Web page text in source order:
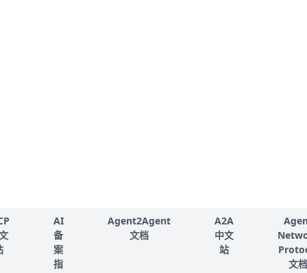
AI
备
案
指
Agent2Agent
文档
A2A
中文
站
文档